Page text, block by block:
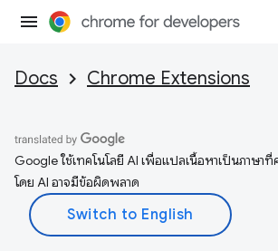
Docs Chrome Extensions
Google ใช้เทคโนโลยี AI เพื่อแปลเนื้อหาเป็นภาษา
โดย AI อาจมีข้อผิดพลาด